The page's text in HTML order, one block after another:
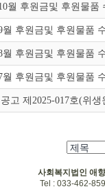
월 후원금및 후원물품
월 후원금및 후원물품
월 후원금및 후원물품
월 후원금및 후원물품
고 제2025-017호(위
사회복지법인 애
Tel : 033-462-